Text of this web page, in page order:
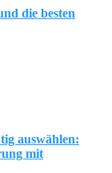
die besten
auswählen:
mit